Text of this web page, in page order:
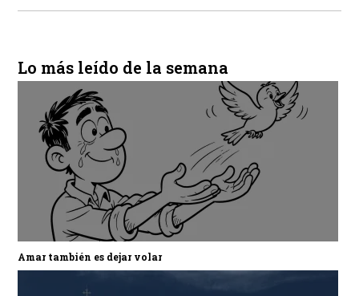
Lo más leído de la semana
Amar también es dejar volar